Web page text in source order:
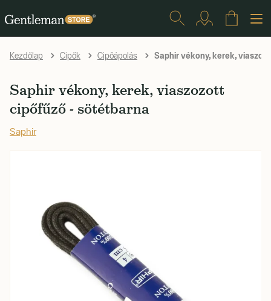
Kezdőlap Cipők Cipőápolás Saphir vékony, kerek,
Saphir vékony, kerek, viaszozott
cipőfűző - sötétbarna
Saphir